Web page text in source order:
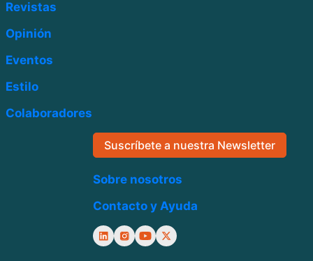
Revistas
Opinión
Eventos
Estilo
Colaboradores
Suscríbete a nuestra Newsletter
Sobre nosotros
Contacto y Ayuda